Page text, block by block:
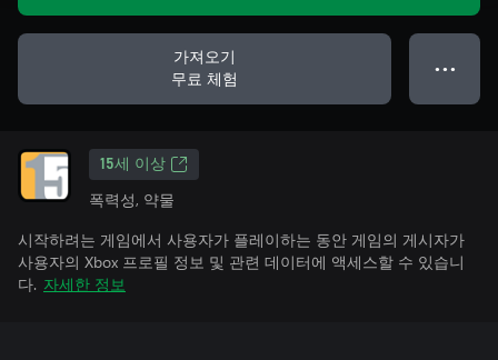
가져오기
무료 체험
● ● ●
15세 이상
폭력성, 약물
시작하려는 게임에서 사용자가 플레이하는 동안 게임의 게시자가
사용자의 Xbox 프로필 정보 및 관련 데이터에 액세스할 수 있습니
다. 자세한 정보